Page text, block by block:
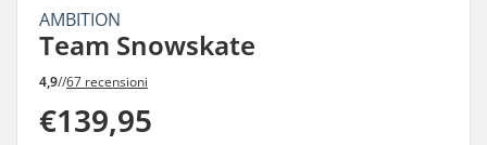
AMBITION
Team Snowskate
4,9//67 recensioni
€139,95